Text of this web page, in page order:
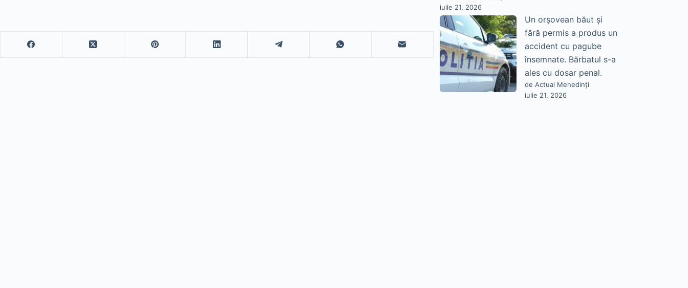
iulie 21, 2026
Un orșovean băut și
fără permis a produs un
accident cu pagube
însemnate. Bărbatul s-a
ales cu dosar penal.
de Actual Mehedinți
iulie 21, 2026